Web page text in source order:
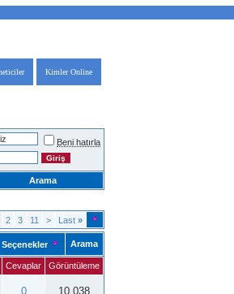
Kimler Online
Beni hatırla
Arama
2 3 11 > Last »
Seçenekler Arama
Cevaplar Görüntüleme
0 10.038